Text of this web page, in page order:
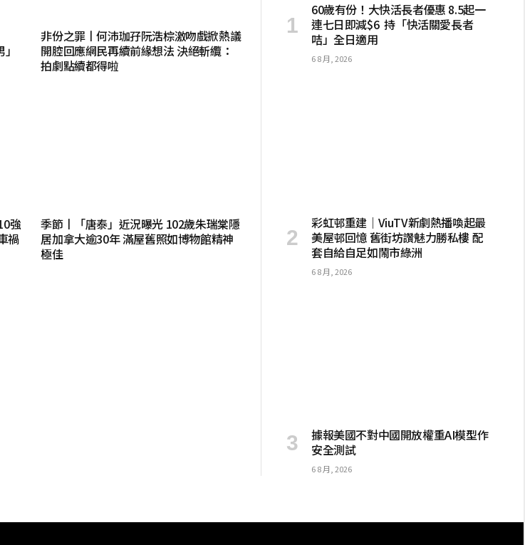
非份之罪丨何沛珈孖阮浩棕激吻戲掀熱議
開腔回應網民再續前緣想法 決絕斬纜：
拍劇點續都得啦
強
禍
季節丨「唐泰」近況曝光 102歲朱瑞棠隱
居加拿大逾30年 滿屋舊照如博物館精神
極佳
60歲有份！大快活長者優惠 8.5起一
連七日即減$6 持「快活關愛長者
咭」全日適用
6 8 月, 2026
彩虹邨重建｜ViuTV新劇熱播喚起最
美屋邨回憶 舊街坊讚魅力勝私樓 配
套自給自足如鬧市綠洲
6 8 月, 2026
據報美國不對中國開放權重AI模型作
安全測試
6 8 月, 2026